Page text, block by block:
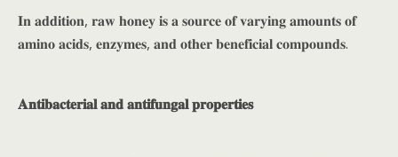
𝐈𝐧 𝐚𝐝𝐝𝐢𝐭𝐢𝐨𝐧, 𝐫𝐚𝐰 𝐡𝐨𝐧𝐞𝐲 𝐢𝐬 𝐚 𝐬𝐨𝐮𝐫𝐜𝐞 𝐨𝐟 𝐯𝐚𝐫𝐲𝐢𝐧𝐠 𝐚𝐦𝐨𝐮𝐧𝐭𝐬 𝐨𝐟
𝐚𝐦𝐢𝐧𝐨 𝐚𝐜𝐢𝐝𝐬, 𝐞𝐧𝐳𝐲𝐦𝐞𝐬, 𝐚𝐧𝐝 𝐨𝐭𝐡𝐞𝐫 𝐛𝐞𝐧𝐞𝐟𝐢𝐜𝐢𝐚𝐥 𝐜𝐨𝐦𝐩𝐨𝐮𝐧𝐝𝐬.
𝐀𝐧𝐭𝐢𝐛𝐚𝐜𝐭𝐞𝐫𝐢𝐚𝐥 𝐚𝐧𝐝 𝐚𝐧𝐭𝐢𝐟𝐮𝐧𝐠𝐚𝐥 𝐩𝐫𝐨𝐩𝐞𝐫𝐭𝐢𝐞𝐬